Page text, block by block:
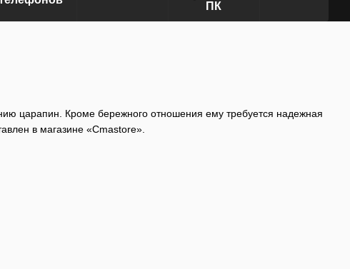
ПК
царапин. Кроме бережного отношения ему требуется надежная
в магазине «Cmastore».